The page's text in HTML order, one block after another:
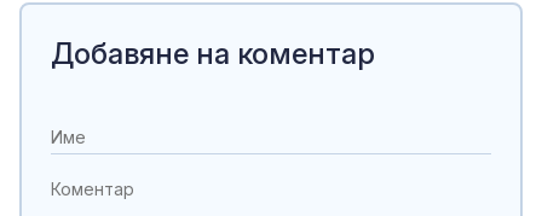
Добавяне на коментар